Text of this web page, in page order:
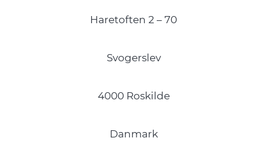
Haretoften 2 – 70
Svogerslev
4000 Roskilde
Danmark